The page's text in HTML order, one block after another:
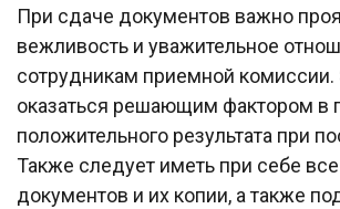
При сдаче документов важно
вежливость и уважительное
сотрудникам приемной
оказаться решающим фактором в
положительного результата при
Также следует иметь при себе
документов и их копии, а также